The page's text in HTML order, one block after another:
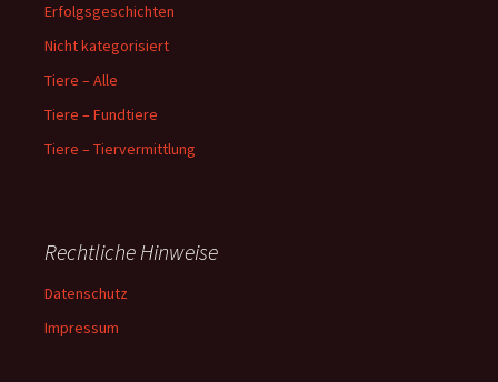
Erfolgsgeschichten
Nicht kategorisiert
Tiere – Alle
Tiere – Fundtiere
Tiere – Tiervermittlung
Rechtliche Hinweise
Datenschutz
Impressum